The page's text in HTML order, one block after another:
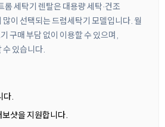
세탁기 렌탈은 대용량 세탁·건조
이 선택되는 드럼세탁기 모델입니다. 월
구매 부담 없이 이용할 수 있으며,
있습니다.
.
샷을 지원합니다.